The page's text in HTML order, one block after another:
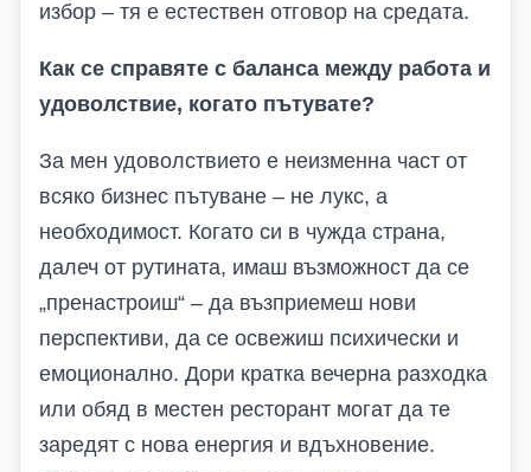
избор – тя е естествен отговор на средата.
Как се справяте с баланса между работа и
удоволствие, когато пътувате?
За мен удоволствието е неизменна част от
всяко бизнес пътуване – не лукс, а
необходимост. Когато си в чужда страна,
далеч от рутината, имаш възможност да се
„пренастроиш“ – да възприемеш нови
перспективи, да се освежиш психически и
емоционално. Дори кратка вечерна разходка
или обяд в местен ресторант могат да те
заредят с нова енергия и вдъхновение.